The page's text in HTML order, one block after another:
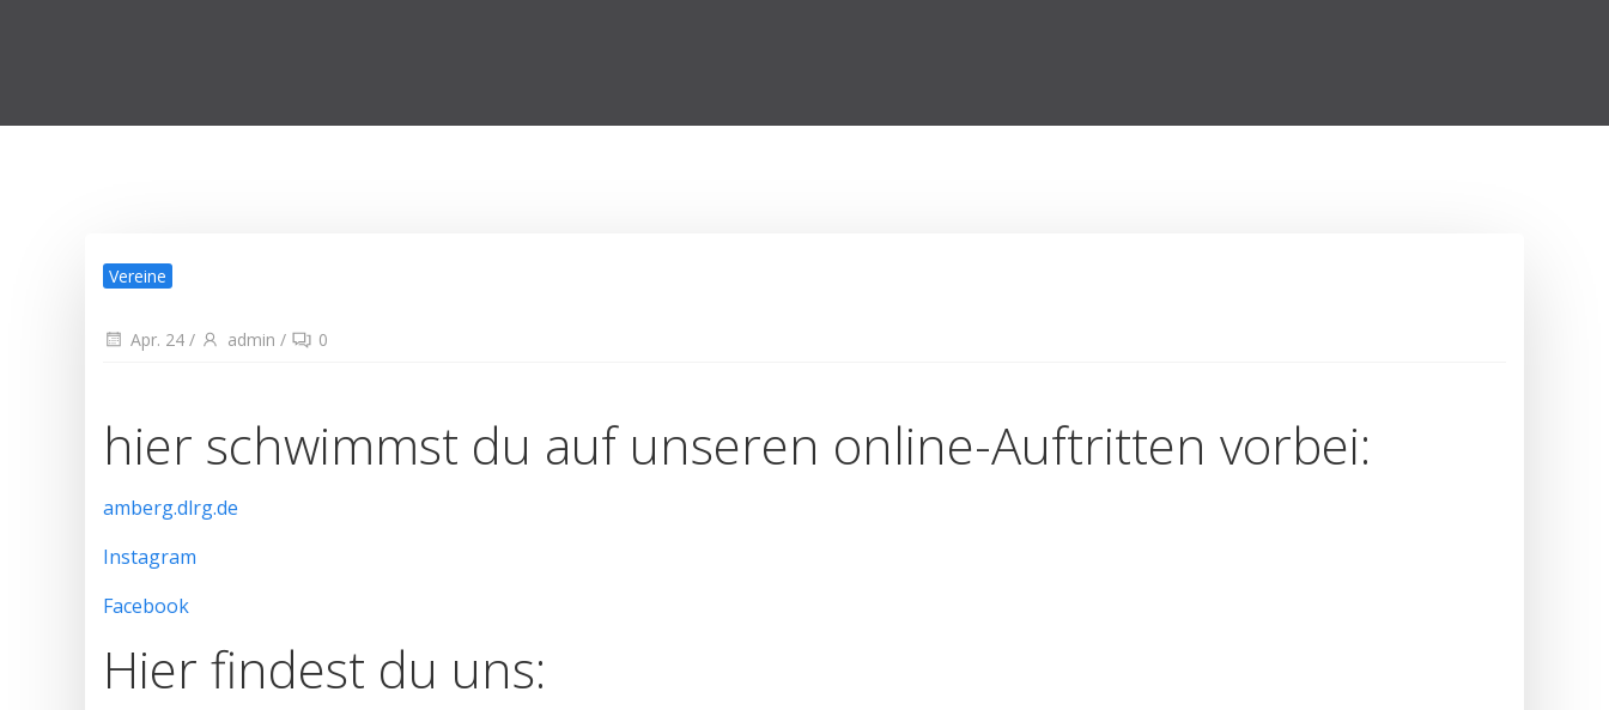
Vereine
Apr. 24 / admin / 0
hier schwimmst du auf unseren online-Auftritten vorbei:
amberg.dlrg.de
Instagram
Facebook
Hier findest du uns: